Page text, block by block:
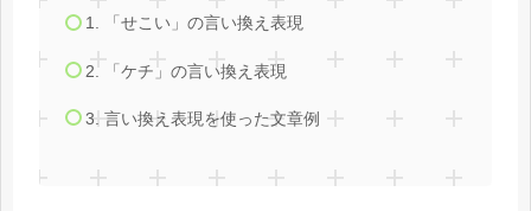
1. 「せこい」の言い換え表現
2. 「ケチ」の言い換え表現
3. 言い換え表現を使った文章例